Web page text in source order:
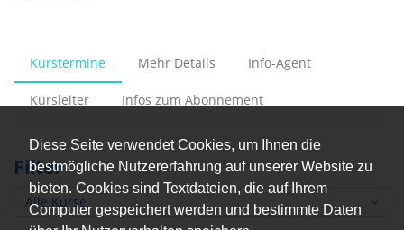
Diese Seite verwendet Cookies, um Ihnen die
bestmögliche Nutzererfahrung auf unserer Website zu
bieten. Cookies sind Textdateien, die auf Ihrem
Computer gespeichert werden und bestimmte Daten
Kurstermine Mehr Details Info-Agent
Kursleiter Infos zum Abonnement
Filter
Alle Kurse